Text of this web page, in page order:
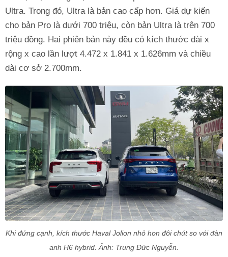
Ultra. Trong đó, Ultra là bản cao cấp hơn. Giá dự kiến
cho bản Pro là dưới 700 triệu, còn bản Ultra là trên 700
triệu đồng. Hai phiên bản này đều có kích thước dài x
rộng x cao lần lượt 4.472 x 1.841 x 1.626mm và chiều
dài cơ sở 2.700mm.
Khi đứng cạnh, kích thước Haval Jolion nhỏ hơn đôi chút so với đàn
anh H6 hybrid. Ảnh: Trung Đức Nguyễn.